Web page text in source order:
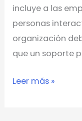
incluye a las
personas
organización
que un soporte
Leer más »